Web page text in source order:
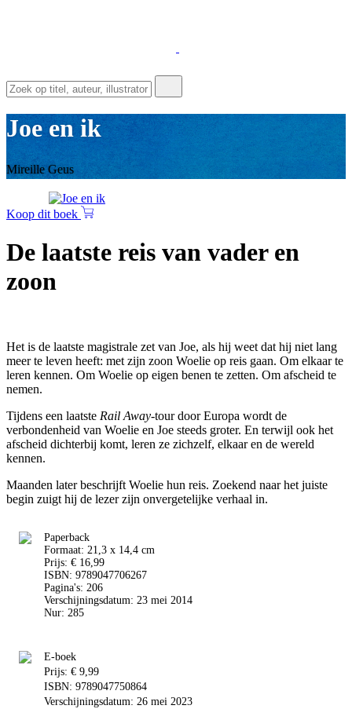
Joe en ik
Mireille Geus
Koop dit boek
De laatste reis van vader en
zoon
Het is de laatste magistrale zet van Joe, als hij weet dat hij niet lang
meer te leven heeft: met zijn zoon Woelie op reis gaan. Om elkaar te
leren kennen. Om Woelie op eigen benen te zetten. Om afscheid te
nemen.
Tijdens een laatste Rail Away-tour door Europa wordt de
verbondenheid van Woelie en Joe steeds groter. En terwijl ook het
afscheid dichterbij komt, leren ze zichzelf, elkaar en de wereld
kennen.
Maanden later beschrijft Woelie hun reis. Zoekend naar het juiste
begin zuigt hij de lezer zijn onvergetelijke verhaal in.
Paperback
Formaat: 21,3 x 14,4 cm
Prijs: € 16,99
ISBN: 9789047706267
Pagina's: 206
Verschijningsdatum: 23 mei 2014
Nur: 285
E-boek
Prijs: € 9,99
ISBN: 9789047750864
Verschijningsdatum: 26 mei 2023